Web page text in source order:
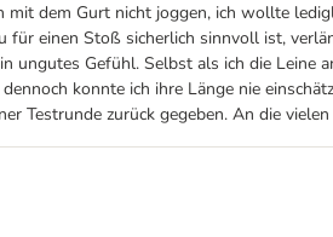
dem Gurt nicht joggen, ich wollte
einen Stoß sicherlich sinnvoll ist,
ungutes Gefühl. Selbst als ich die
konnte ich ihre Länge nie
Testrunde zurück gegeben. An die